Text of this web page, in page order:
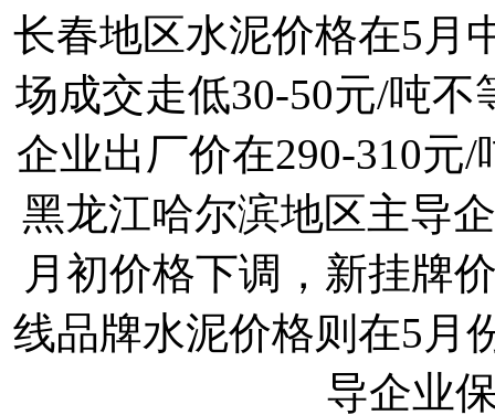
长春地区水泥价格在5月
场成交走低30-50元/吨不
企业出厂价在290-310元
黑龙江哈尔滨地区主导
月初价格下调，新挂牌
线品牌水泥价格则在5月
导企业